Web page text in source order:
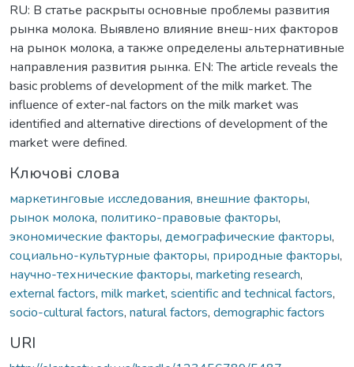
RU: В статье раскрыты основные проблемы развития
рынка молока. Выявлено влияние внеш-них факторов
на рынок молока, а также определены альтернативные
направления развития рынка. EN: The article reveals the
basic problems of development of the milk market. The
influence of exter-nal factors on the milk market was
identified and alternative directions of development of the
market were defined.
Ключові слова
маркетинговые исследования, внешние факторы,
рынок молока, политико-правовые факторы,
экономические факторы, демографические факторы,
социально-культурные факторы, природные факторы,
научно-технические факторы, marketing research,
external factors, milk market, scientific and technical factors,
socio-cultural factors, natural factors, demographic factors
URI